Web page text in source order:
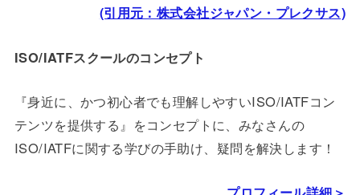
(引用元：株式会社ジャパン・プレクサス)
ISO/IATFスクールのコンセプト
『身近に、かつ初心者でも理解しやすいISO/IATFコン
テンツを提供する』をコンセプトに、みなさんの
ISO/IATFに関する学びの手助け、疑問を解決します！